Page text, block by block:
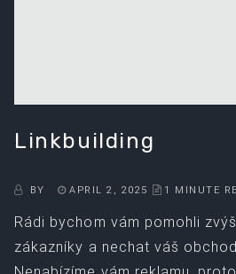
Linkbuilding
BY APRIL 2, 2025 1 MINUTE
Rádi bychom vám pomohli
zákazníky a nechat váš